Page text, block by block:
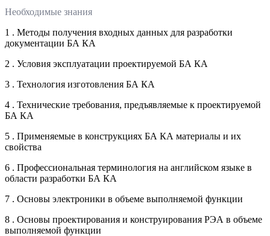
Необходимые знания
1 . Методы получения входных данных для разработки
документации БА КА
2 . Условия эксплуатации проектируемой БА КА
3 . Технология изготовления БА КА
4 . Технические требования, предъявляемые к проектируемой
БА КА
5 . Применяемые в конструкциях БА КА материалы и их
свойства
6 . Профессиональная терминология на английском языке в
области разработки БА КА
7 . Основы электроники в объеме выполняемой функции
8 . Основы проектирования и конструирования РЭА в объеме
выполняемой функции